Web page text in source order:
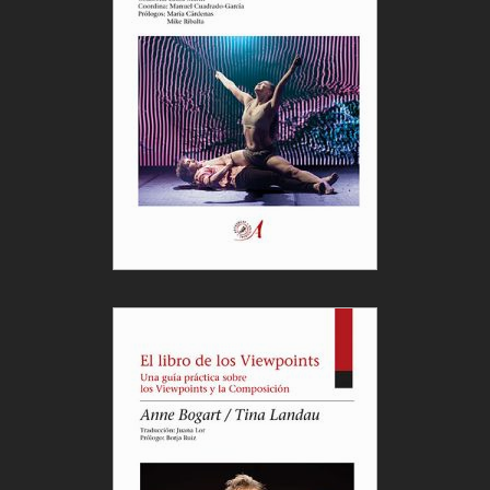
teatro al corazón de la ciudad y confirmando al
Teatro de Calle como una de las experiencias más
esperadas y festivas de cada edición.
Actividades complementarias: formación, memoria